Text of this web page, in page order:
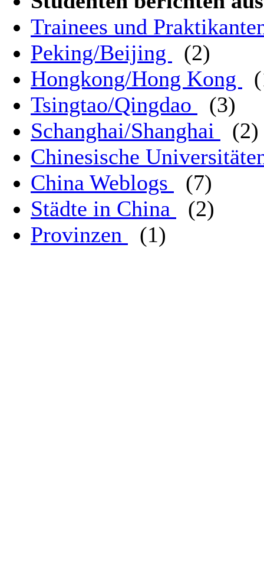
Trainees und
Peking/Beijing
(2)
Hongkong/Hong Kong
Tsingtao/Qingdao
(3)
Schanghai/Shanghai
(2)
Chinesische
China Weblogs
(7)
Städte in China
(2)
Provinzen
(1)